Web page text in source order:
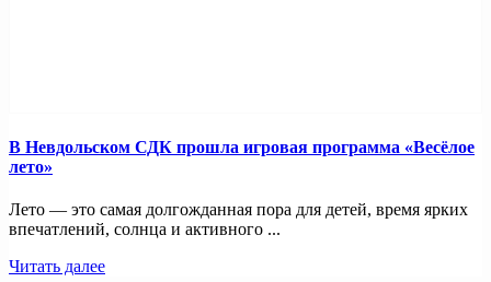
В Невдольском СДК прошла игровая программа «Весёлое
лето»
Лето — это самая долгожданная пора для детей, время ярких
впечатлений, солнца и активного ...
Читать далее